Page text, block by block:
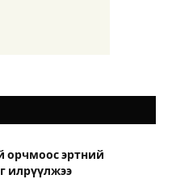
орчмоос эртний
илрүүлжээ